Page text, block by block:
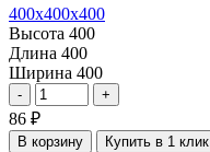
400х400х400
Высота 400
Длина 400
Ширина 400
- +
86 ₽
В корзину Купить в 1 клик